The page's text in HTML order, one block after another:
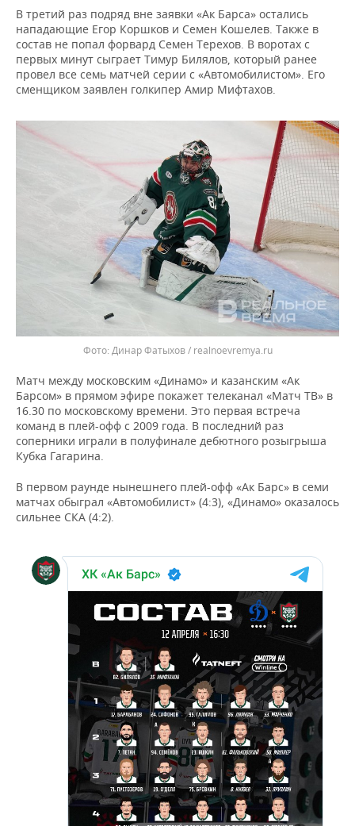
КИБЕРСПОРТ
ФИГУРНОЕ КАТАНИЕ
ВОДНЫЕ ВИДЫ СПОРТА
ХОККЕЙ С МЯЧОМ
КУЛЬТУРА
МЕДИЦИНА
ОБРАЗОВАНИЕ
ПРОИСШЕСТВИЯ
СПИСОК КОМПАНИЙ
В третий раз подряд вне заявки «Ак Барса» остались
нападающие Егор Коршков и Семен Кошелев. Также в
состав не попал форвард Семен Терехов. В воротах с
первых минут сыграет Тимур Билялов, который ранее
провел все семь матчей серии с «Автомобилистом». Его
сменщиком заявлен голкипер Амир Мифтахов.
Динар Фатыхов / realnoevremya.ru
Матч между московским «Динамо» и казанским «Ак
Барсом» в прямом эфире покажет телеканал «Матч ТВ» в
16.30 по московскому времени. Это первая встреча
команд в плей-офф с 2009 года. В последний раз
соперники играли в полуфинале дебютного розыгрыша
Кубка Гагарина.
В первом раунде нынешнего плей-офф «Ак Барс» в семи
матчах обыграл «Автомобилист» (4:3), «Динамо» оказалось
сильнее СКА (4:2).